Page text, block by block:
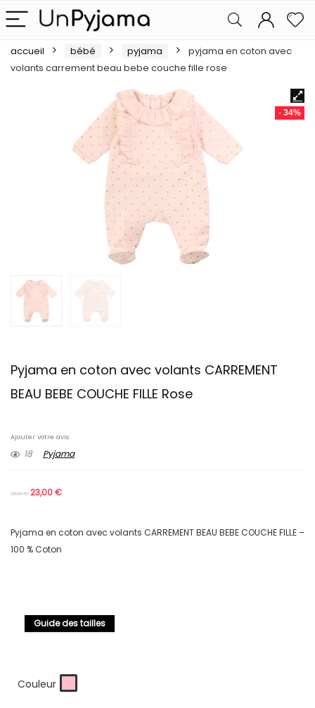
accueil bébé pyjama
pyjama en coton avec
volants carrement beau bebe couche fille rose
- 34%
Pyjama en coton avec volants CARREMENT
BEAU BEBE COUCHE FILLE Rose
Ajouter votre avis
18 Pyjama
35,00€ 23,00€
Pyjama en coton avec volants CARREMENT BEAU BEBE COUCHE FILLE –
100 % Coton
Guide des tailles
Couleur